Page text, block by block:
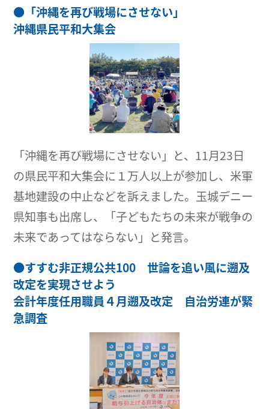
● 「沖縄を再び戦場にさせない」
沖縄県民平和大集会
「沖縄を再び戦場にさせない」と、11月23日
の県民平和大集会に１万人以上が参加し、米軍
基地建設の中止などを訴えました。玉城デニー
県知事も出席し、「子どもたちの未来が戦争の
未来であってはならない」と発言。
●すすむ非正規公共100 世論を追い風に遡及
改定を実現させよう
会計年度任用職員４月遡及改定 自治労連が緊
急調査